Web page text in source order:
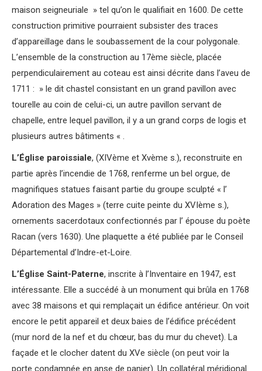
maison seigneuriale » tel qu’on le qualifiait en 1600. De cette
construction primitive pourraient subsister des traces
d’appareillage dans le soubassement de la cour polygonale.
L’ensemble de la construction au 17ème siècle, placée
perpendiculairement au coteau est ainsi décrite dans l’aveu de
1711 : » le dit chastel consistant en un grand pavillon avec
tourelle au coin de celui-ci, un autre pavillon servant de
chapelle, entre lequel pavillon, il y a un grand corps de logis et
plusieurs autres bâtiments « .
L’Église paroissiale, (XIVème et Xvème s.), reconstruite en
partie après l’incendie de 1768, renferme un bel orgue, de
magnifiques statues faisant partie du groupe sculpté « l’
Adoration des Mages » (terre cuite peinte du XVIème s.),
ornements sacerdotaux confectionnés par l’ épouse du poète
Racan (vers 1630). Une plaquette a été publiée par le Conseil
Départemental d’Indre-et-Loire.
L’Église Saint-Paterne, inscrite à l’Inventaire en 1947, est
intéressante. Elle a succédé à un monument qui brûla en 1768
avec 38 maisons et qui remplaçait un édifice antérieur. On voit
encore le petit appareil et deux baies de l’édifice précédent
(mur nord de la nef et du chœur, bas du mur du chevet). La
façade et le clocher datent du XVe siècle (on peut voir la
porte condamnée en anse de panier). Un collatéral méridional